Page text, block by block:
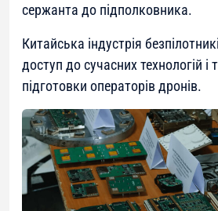
сержанта до підполковника.
Китайська індустрія
доступ до сучасних технологій і
підготовки операторів дронів.